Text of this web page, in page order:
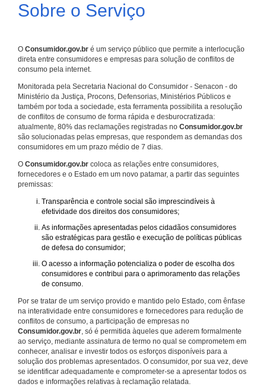
Sobre o Serviço
O Consumidor.gov.br é um serviço público que permite a interlocução
direta entre consumidores e empresas para solução de conflitos de
consumo pela internet.
Monitorada pela Secretaria Nacional do Consumidor - Senacon - do
Ministério da Justiça, Procons, Defensorias, Ministérios Públicos e
também por toda a sociedade, esta ferramenta possibilita a resolução
de conflitos de consumo de forma rápida e desburocratizada:
atualmente, 80% das reclamações registradas no Consumidor.gov.br
são solucionadas pelas empresas, que respondem as demandas dos
consumidores em um prazo médio de 7 dias.
O Consumidor.gov.br coloca as relações entre consumidores,
fornecedores e o Estado em um novo patamar, a partir das seguintes
premissas:
Transparência e controle social são imprescindíveis à
efetividade dos direitos dos consumidores;
As informações apresentadas pelos cidadãos consumidores
são estratégicas para gestão e execução de políticas públicas
de defesa do consumidor;
O acesso a informação potencializa o poder de escolha dos
consumidores e contribui para o aprimoramento das relações
de consumo.
Por se tratar de um serviço provido e mantido pelo Estado, com ênfase
na interatividade entre consumidores e fornecedores para redução de
conflitos de consumo, a participação de empresas no
Consumidor.gov.br, só é permitida àqueles que aderem formalmente
ao serviço, mediante assinatura de termo no qual se comprometem em
conhecer, analisar e investir todos os esforços disponíveis para a
solução dos problemas apresentados. O consumidor, por sua vez, deve
se identificar adequadamente e comprometer-se a apresentar todos os
dados e informações relativas à reclamação relatada.